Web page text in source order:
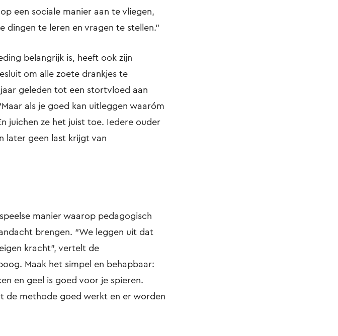
een sociale manier aan te vliegen,
dingen te leren en vragen te stellen.”
belangrijk is, heeft ook zijn
om alle zoete drankjes te
geleden tot een stortvloed aan
als je goed kan uitleggen waaróm
juichen ze het juist toe. Iedere ouder
later geen last krijgt van
manier waarop pedagogisch
brengen. “We leggen uit dat
kracht”, vertelt de
Maak het simpel en behapbaar:
en geel is goed voor je spieren.
de methode goed werkt en er worden